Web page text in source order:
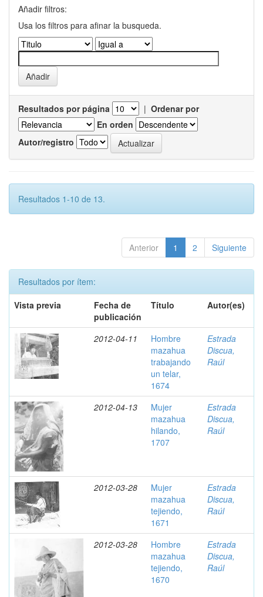
Añadir filtros:
Usa los filtros para afinar la busqueda.
Resultados por página | Ordenar por
En orden
Autor/registro
Resultados 1-10 de 13.
Anterior 1 2 Siguiente
Resultados por ítem:
Vista previa
Fecha de
publicación
Título Autor(es)
2012-04-11
Hombre
mazahua
trabajando
un telar,
1674
Estrada
Discua,
Raúl
2012-04-13
Mujer
mazahua
hilando,
1707
Estrada
Discua,
Raúl
2012-03-28
Mujer
mazahua
tejiendo,
1671
Estrada
Discua,
Raúl
2012-03-28
Hombre
mazahua
tejiendo,
1670
Estrada
Discua,
Raúl